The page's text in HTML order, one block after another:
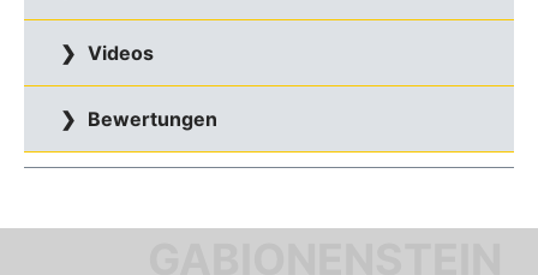
Videos
Bewertungen